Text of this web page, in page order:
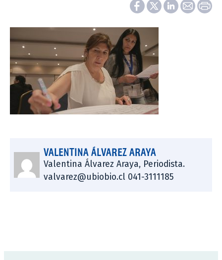
VALENTINA ÁLVAREZ ARAYA
Valentina Álvarez Araya, Periodista.
valvarez@ubiobio.cl 041-3111185